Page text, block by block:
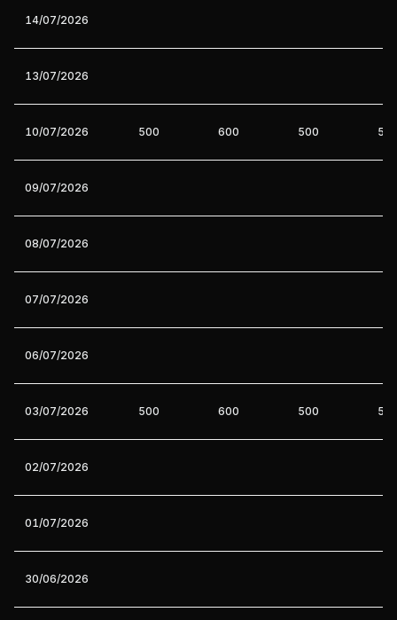
14/07/2026
13/07/2026
10/07/2026 500 600 500
09/07/2026
08/07/2026
07/07/2026
06/07/2026
03/07/2026 500 600 500
02/07/2026
01/07/2026
30/06/2026